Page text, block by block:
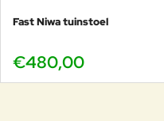
Fast Niwa tuinstoel
€480,00